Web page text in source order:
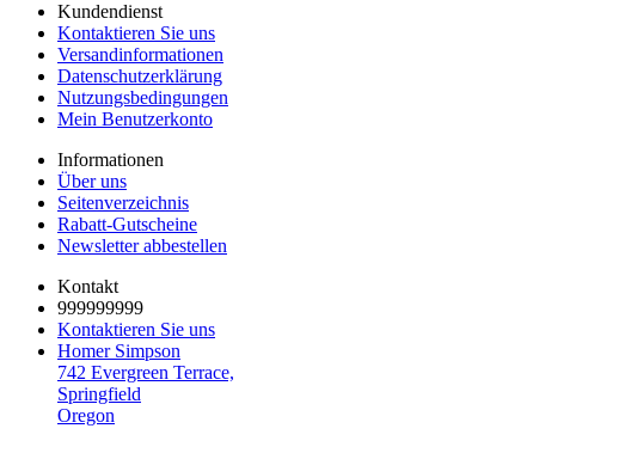
Kundendienst
Kontaktieren Sie uns
Versandinformationen
Datenschutzerklärung
Nutzungsbedingungen
Mein Benutzerkonto
Informationen
Über uns
Seitenverzeichnis
Rabatt-Gutscheine
Newsletter abbestellen
Kontakt
999999999
Kontaktieren Sie uns
Homer Simpson
742 Evergreen Terrace,
Springfield
Oregon